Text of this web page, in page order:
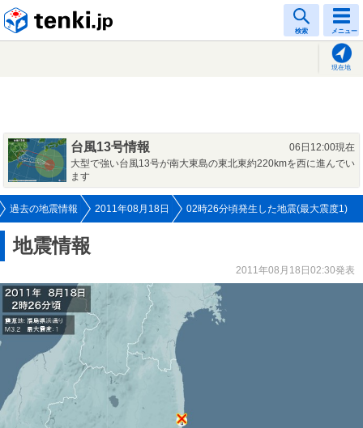
検索 メニュー
現在地
台風13号情報
06日12:00現在
大型で強い台風13号が南大東島の東北東約220kmを西に進んでい
ます
過去の地震情報 2011年08月18日 02時26分頃発生した地震(最大震度1)
地震情報
2011年08月18日02:30発表